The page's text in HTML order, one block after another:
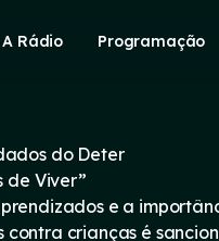
A Rádio Programação
do Deter
de Viver”
e a
contra crianças é